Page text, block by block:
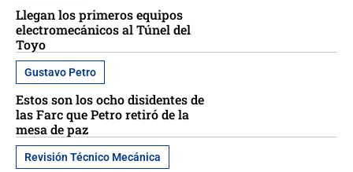
Llegan los primeros equipos
electromecánicos al Túnel del
Toyo
Gustavo Petro
Estos son los ocho disidentes de
las Farc que Petro retiró de la
mesa de paz
Revisión Técnico Mecánica